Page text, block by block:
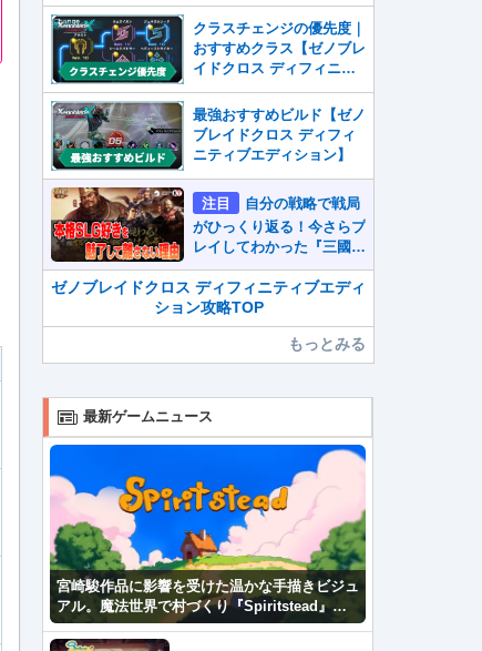
クラスチェンジの優先度｜
おすすめクラス【ゼノブレ
イドクロス ディフィニテ
ィブエディション】
最強おすすめビルド【ゼノ
ブレイドクロス ディフィ
ニティブエディション】
注目
自分の戦略で戦局
がひっくり返る！今さらプ
レイしてわかった『三國志
真戦』が本格SLG好きを
魅了して離さないワケ
ゼノブレイドクロス ディフィニティブエディ
ション攻略TOP
もっとみる
最新ゲームニュース
宮崎駿作品に影響を受けた温かな手描きビジュ
アル。魔法世界で村づくり『Spiritstead』本
日発売